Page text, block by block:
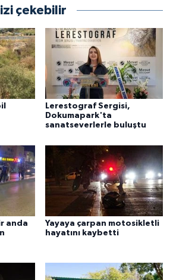
çekebilir
Lerestograf Sergisi,
Dokumapark'ta
sanatseverlerle buluştu
anda
Yayaya çarpan motosikletli
hayatını kaybetti